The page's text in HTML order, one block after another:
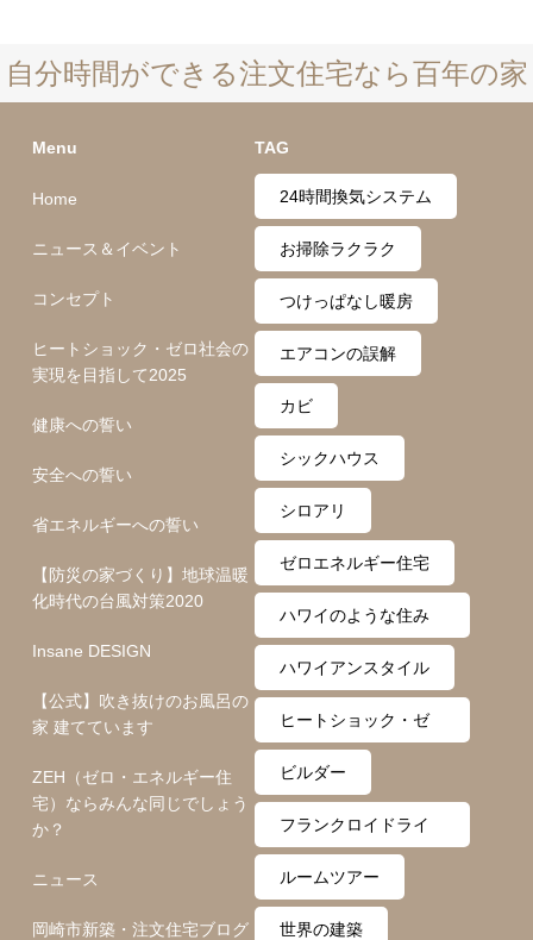
自分時間ができる注文住宅なら百年の家
Menu
Home
ニュース＆イベント
コンセプト
ヒートショック・ゼロ社会の
実現を目指して2025
健康への誓い
安全への誓い
省エネルギーへの誓い
【防災の家づくり】地球温暖
化時代の台風対策2020
Insane DESIGN
【公式】吹き抜けのお風呂の
家 建てています
ZEH（ゼロ・エネルギー住
宅）ならみんな同じでしょう
か？
ニュース
岡崎市新築・注文住宅ブログ
TAG
24時間換気システム
お掃除ラクラク
つけっぱなし暖房
エアコンの誤解
カビ
シックハウス
シロアリ
ゼロエネルギー住宅
ハワイのような住み
心地
ハワイアンスタイル
ヒートショック・ゼ
ロ月間
ビルダー
フランクロイドライ
ト
ルームツアー
世界の建築